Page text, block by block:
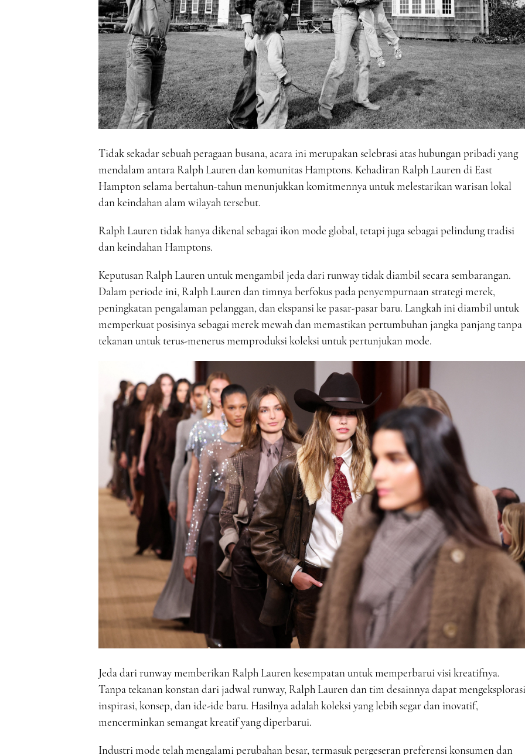
Tidak sekadar sebuah peragaan busana, acara ini merupakan selebrasi atas hubungan pribadi yang
mendalam antara Ralph Lauren dan komunitas Hamptons. Kehadiran Ralph Lauren di East
Hampton selama bertahun-tahun menunjukkan komitmennya untuk melestarikan warisan lokal
dan keindahan alam wilayah tersebut.
Ralph Lauren tidak hanya dikenal sebagai ikon mode global, tetapi juga sebagai pelindung tradisi
dan keindahan Hamptons.
Keputusan Ralph Lauren untuk mengambil jeda dari runway tidak diambil secara sembarangan.
Dalam periode ini, Ralph Lauren dan timnya berfokus pada penyempurnaan strategi merek,
peningkatan pengalaman pelanggan, dan ekspansi ke pasar-pasar baru. Langkah ini diambil untuk
memperkuat posisinya sebagai merek mewah dan memastikan pertumbuhan jangka panjang tanpa
tekanan untuk terus-menerus memproduksi koleksi untuk pertunjukan mode.
Jeda dari runway memberikan Ralph Lauren kesempatan untuk memperbarui visi kreatifnya.
Tanpa tekanan konstan dari jadwal runway, Ralph Lauren dan tim desainnya dapat mengeksplorasi
inspirasi, konsep, dan ide-ide baru. Hasilnya adalah koleksi yang lebih segar dan inovatif,
mencerminkan semangat kreatif yang diperbarui.
Industri mode telah mengalami perubahan besar, termasuk pergeseran preferensi konsumen dan